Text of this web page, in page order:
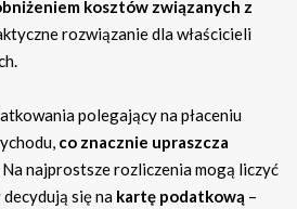
kosztów związanych z
rozwiązanie dla właścicieli
polegający na płaceniu
co znacznie upraszcza
Na najprostsze rozliczenia mogą liczyć
się na kartę podatkową –